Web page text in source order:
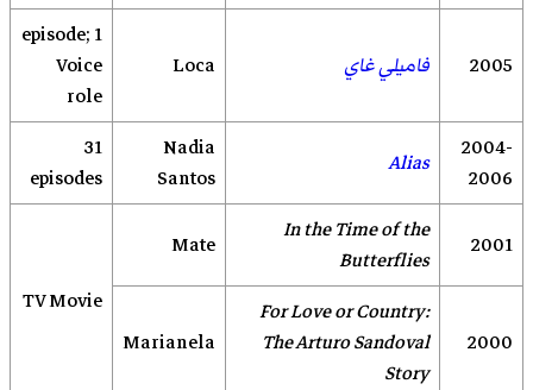
2005 فاميلي غاي Loca
1 episode;
Voice
role
2004-
2006
Alias
Nadia
Santos
31
episodes
2001
In the Time of the
Butterflies
Mate
TV Movie
2000
For Love or Country:
The Arturo Sandoval
Story
Marianela